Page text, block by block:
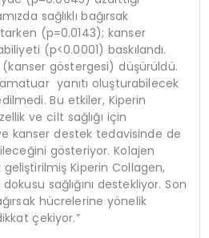
sağlıklı bağırsak
(p=0.0143); kanser
(p<0.0001) baskılandı.
göstergesi) düşürüldü.
yanıtı oluşturabilecek
Bu etkiler, Kiperin
ve cilt sağlığı için
kanser destek tedavisinde de
gösteriyor. Kolajen
Kiperin Collagen,
sağlığını destekliyor. Son
hücrelerine yönelik
çekiyor.”